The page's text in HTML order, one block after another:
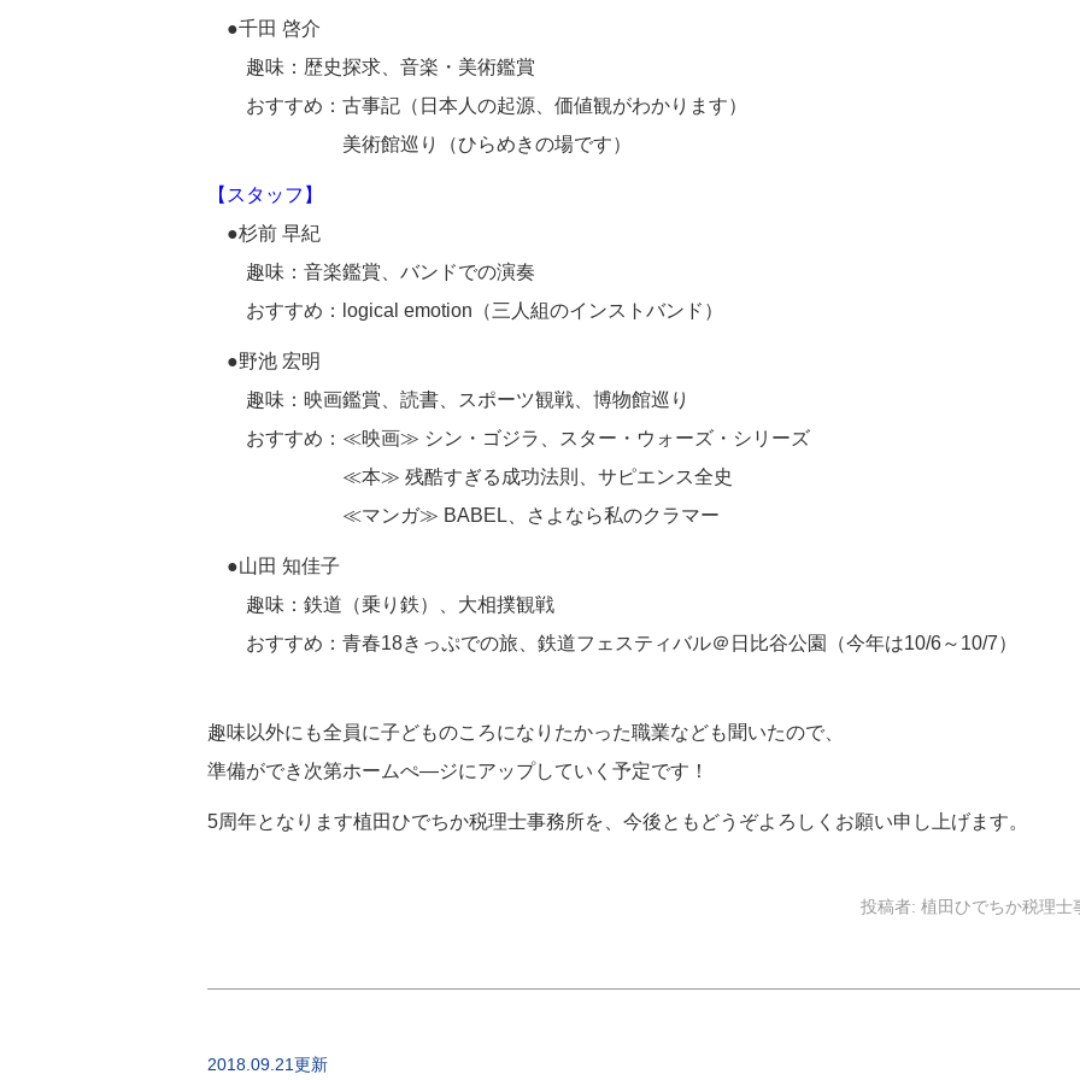
●千田 啓介
趣味：歴史探求、音楽・美術鑑賞
おすすめ：古事記（日本人の起源、価値観がわかります）
美術館巡り（ひらめきの場です）
【スタッフ】
●杉前 早紀
趣味：音楽鑑賞、バンドでの演奏
おすすめ：logical emotion（三人組のインストバンド）
●野池 宏明
趣味：映画鑑賞、読書、スポーツ観戦、博物館巡り
おすすめ：≪映画≫ シン・ゴジラ、スター・ウォーズ・シリーズ
≪本≫ 残酷すぎる成功法則、サピエンス全史
≪マンガ≫ BABEL、さよなら私のクラマー
●山田 知佳子
趣味：鉄道（乗り鉄）、大相撲観戦
おすすめ：青春18きっぷでの旅、鉄道フェスティバル＠日比谷公園（今年は10/6～10/7）
趣味以外にも全員に子どものころになりたかった職業なども聞いたので、
準備ができ次第ホームぺ―ジにアップしていく予定です！
5周年となります植田ひでちか税理士事務所を、今後ともどうぞよろしくお願い申し上げます。
投稿者: 植田ひでちか税理士
2018.09.21更新